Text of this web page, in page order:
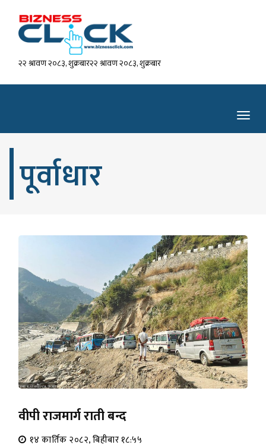
२२ श्रावण २०८३, शुक्रबार२२ श्रावण २०८३, शुक्रबार
पूर्वाधार
वीपी राजमार्ग राती बन्द
१४ कार्तिक २०८२, बिहीबार १८:५५